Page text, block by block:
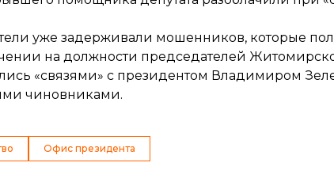
уже задерживали мошенников, которые
на должности председателей
«связями» с президентом Владимиром
чиновниками.
Офис президента